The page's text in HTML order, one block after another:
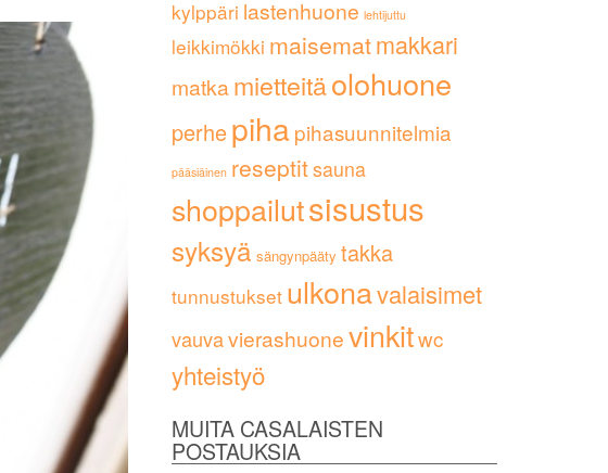
kylppäri lastenhuone lehtijuttu
leikkimökki maisematmakkari
matkamietteitäolohuone
perhepihapihasuunnitelmia
pääsiäinen reseptitsauna
shoppailutsisustus
syksyä sängynpääty takka
tunnustukset ulkonavalaisimet
vauvavierashuonevinkitwc
yhteistyö
MUITA CASALAISTEN
POSTAUKSIA